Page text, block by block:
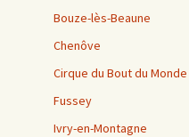
Bouze-lès-Beaune
Chenôve
Cirque du Bout du Monde
Fussey
Ivry-en-Montagne